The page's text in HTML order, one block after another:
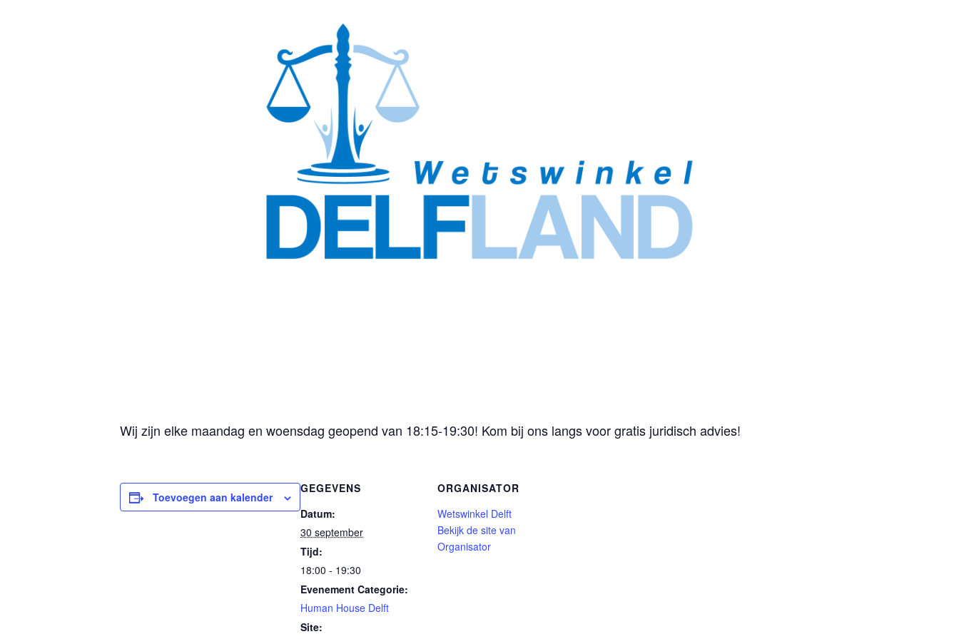
Wij zijn elke maandag en woensdag geopend van 18:15-19:30! Kom bij ons langs voor gratis juridisch advies!
Toevoegen aan kalender
GEGEVENS
Datum:
30 september
Tijd:
18:00 - 19:30
Evenement Categorie:
Human House Delft
Site:
ORGANISATOR
Wetswinkel Delft
Bekijk de site van
Organisator